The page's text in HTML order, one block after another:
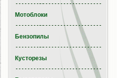
Мотоблоки
Бензопилы
Кусторезы